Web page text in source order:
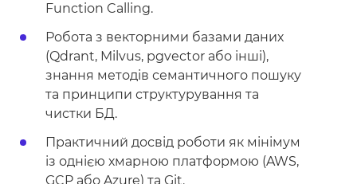
Function Calling.
Робота з векторними базами даних
(Qdrant, Milvus, pgvector або інші),
знання методів семантичного пошуку
та принципи структурування та
чистки БД.
Практичний досвід роботи як мінімум
із однією хмарною платформою (AWS,
GCP або Azure) та Git.